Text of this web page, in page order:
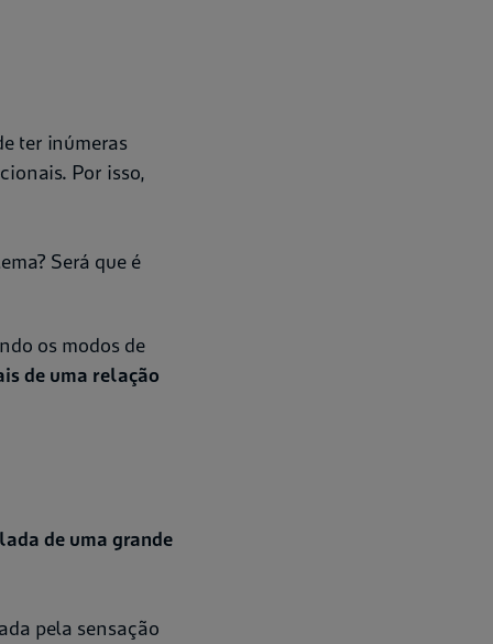
ter inúmeras
Por isso,
Será que é
os modos de
de uma relação
de uma grande
pela sensação